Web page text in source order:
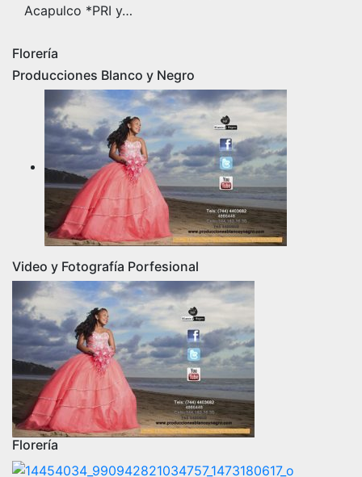
Acapulco *PRI y…
Florería
Producciones Blanco y Negro
Video y Fotografía Porfesional
Florería